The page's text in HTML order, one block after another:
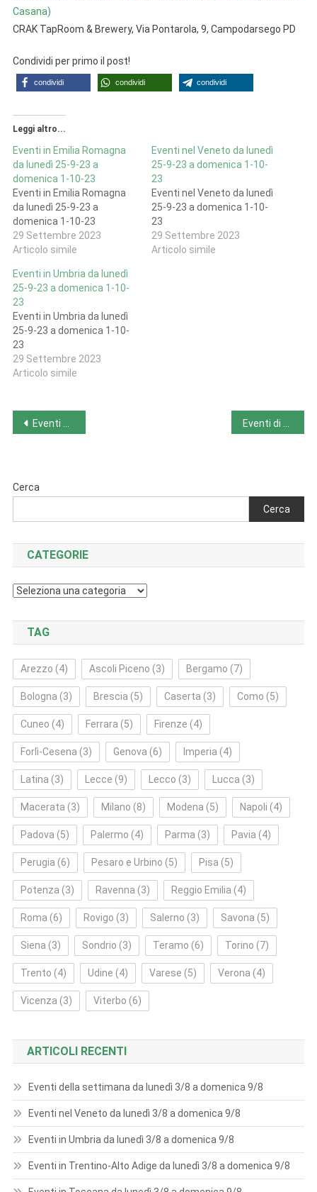
Casana)
CRAK TapRoom & Brewery, Via Pontarola, 9, Campodarsego PD
Condividi per primo il post!
condividi condividi condividi
Leggi altro...
Eventi in Emilia Romagna
da lunedì 25-9-23 a
domenica 1-10-23
Eventi in Emilia Romagna
da lunedì 25-9-23 a
domenica 1-10-23
29 Settembre 2023
Articolo simile
Eventi nel Veneto da lunedì
25-9-23 a domenica 1-10-
23
Eventi nel Veneto da lunedì
25-9-23 a domenica 1-10-
23
29 Settembre 2023
Articolo simile
Eventi in Umbria da lunedì
25-9-23 a domenica 1-10-
23
Eventi in Umbria da lunedì
25-9-23 a domenica 1-10-
23
29 Settembre 2023
Articolo simile
Navigazione
Eventi di domenica 24-9-23
Cerca
Cerca
CATEGORIE
Categorie
TAG
Arezzo (4) Ascoli Piceno (3) Bergamo (7)
Bologna (3) Brescia (5) Caserta (3) Como (5)
Cuneo (4) Ferrara (5) Firenze (4)
Forlì‑Cesena (3) Genova (6) Imperia (4)
Latina (3) Lecce (9) Lecco (3) Lucca (3)
Macerata (3) Milano (8) Modena (5) Napoli (4)
Padova (5) Palermo (4) Parma (3) Pavia (4)
Perugia (6) Pesaro e Urbino (5) Pisa (5)
Potenza (3) Ravenna (3) Reggio Emilia (4)
Roma (6) Rovigo (3) Salerno (3) Savona (5)
Siena (3) Sondrio (3) Teramo (6) Torino (7)
Trento (4) Udine (4) Varese (5) Verona (4)
Vicenza (3) Viterbo (6)
ARTICOLI RECENTI
Eventi della settimana da lunedì 3/8 a domenica 9/8
Eventi nel Veneto da lunedì 3/8 a domenica 9/8
Eventi in Umbria da lunedì 3/8 a domenica 9/8
Eventi in Trentino-Alto Adige da lunedì 3/8 a domenica 9/8